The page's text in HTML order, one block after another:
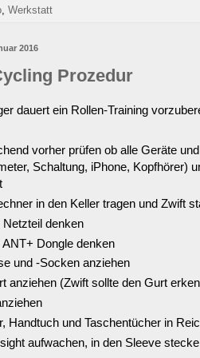
, Werkstatt
2016
Prozedur
dauert ein Rollen-Training
vorher prüfen ob alle Geräte
Schaltung, iPhone, Kopfhörer)
in den Keller tragen und Zwift
denken
ANT+ Dongle denken
und -Socken anziehen
anziehen (Zwift sollte den Gurt
Handtuch und Taschentücher in
aufwachen, in den Sleeve